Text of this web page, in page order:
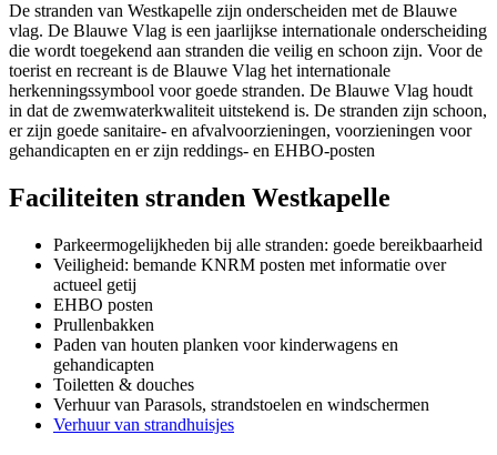
De stranden van Westkapelle zijn onderscheiden met de Blauwe
vlag. De Blauwe Vlag is een jaarlijkse internationale onderscheiding
die wordt toegekend aan stranden die veilig en schoon zijn. Voor de
toerist en recreant is de Blauwe Vlag het internationale
herkenningssymbool voor goede stranden. De Blauwe Vlag houdt
in dat de zwemwaterkwaliteit uitstekend is. De stranden zijn schoon,
er zijn goede sanitaire- en afvalvoorzieningen, voorzieningen voor
gehandicapten en er zijn reddings- en EHBO-posten
Faciliteiten stranden Westkapelle
Parkeermogelijkheden bij alle stranden: goede bereikbaarheid
Veiligheid: bemande KNRM posten met informatie over
actueel getij
EHBO posten
Prullenbakken
Paden van houten planken voor kinderwagens en
gehandicapten
Toiletten & douches
Verhuur van Parasols, strandstoelen en windschermen
Verhuur van strandhuisjes